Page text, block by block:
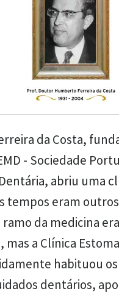
da Costa,
- Sociedade
abriu uma
tempos eram
da medicina era
a Clínica
habituou
dentários,